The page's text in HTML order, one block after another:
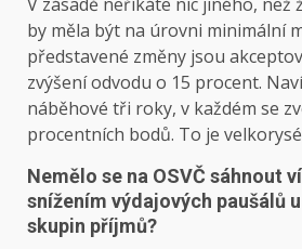
by měla být na úrovni minimální
představené změny jsou
zvýšení odvodu o 15 procent.
náběhové tři roky, v každém se
procentních bodů. To je
Nemělo se na OSVČ sáhnout
snížením výdajových paušálů
skupin příjmů?